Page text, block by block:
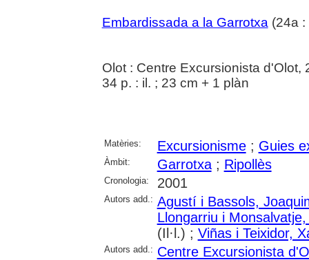
Embardissada a la Garrotxa (24a :
Olot : Centre Excursionista d'Olot,
34 p. : il. ; 23 cm + 1 plàn
Matèries: Excursionisme; Guies
Àmbit: Garrotxa; Ripollès
Cronologia: 2001
Autors add.: Agustí i Bassols,
Llongarriu i
(Il·l.) ; Viñas i Teixidor,
Autors add.: Centre Excursionista